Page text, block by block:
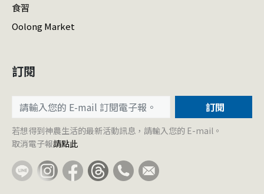
食習
Oolong Market
訂閱
訂閱
若想得到神農生活的最新活動訊息，請輸入您的 E-mail。
取消電子報請點此